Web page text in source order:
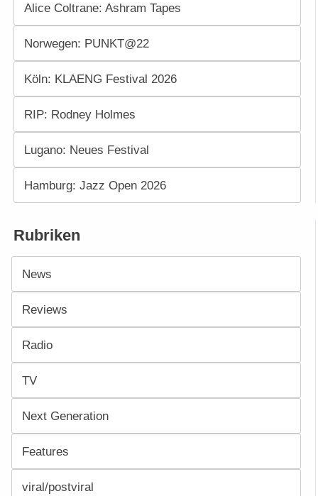
Alice Coltrane: Ashram Tapes
Norwegen: PUNKT@22
Köln: KLAENG Festival 2026
RIP: Rodney Holmes
Lugano: Neues Festival
Hamburg: Jazz Open 2026
Rubriken
News
Reviews
Radio
TV
Next Generation
Features
viral/postviral